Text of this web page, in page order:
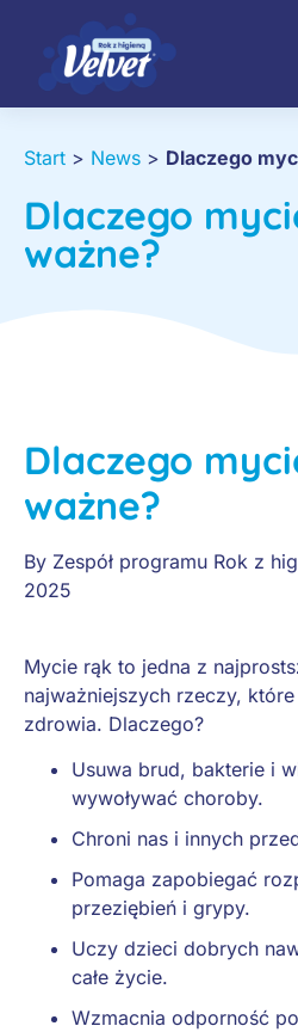
Start > News > Dlaczego
Dlaczego
ważne?
Dlaczego
ważne?
By Zespół programu Rok z
2025
Mycie rąk to jedna z
najważniejszych rzeczy,
zdrowia. Dlaczego?
Usuwa brud, bakterie i
wywoływać choroby.
Chroni nas i innych
Pomaga zapobiegać
przeziębień i grypy.
Uczy dzieci dobrych
całe życie.
Wzmacnia odporność